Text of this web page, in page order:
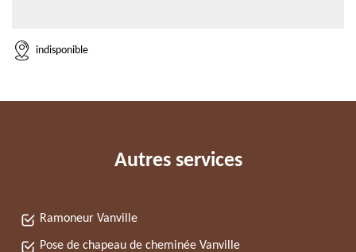
indisponible
Autres services
Ramoneur Vanville
Pose de chapeau de cheminée Vanville